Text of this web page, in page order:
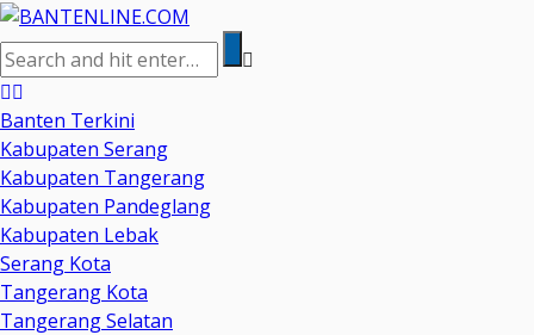
Banten Terkini
Kabupaten Serang
Kabupaten Tangerang
Kabupaten Pandeglang
Kabupaten Lebak
Serang Kota
Tangerang Kota
Tangerang Selatan